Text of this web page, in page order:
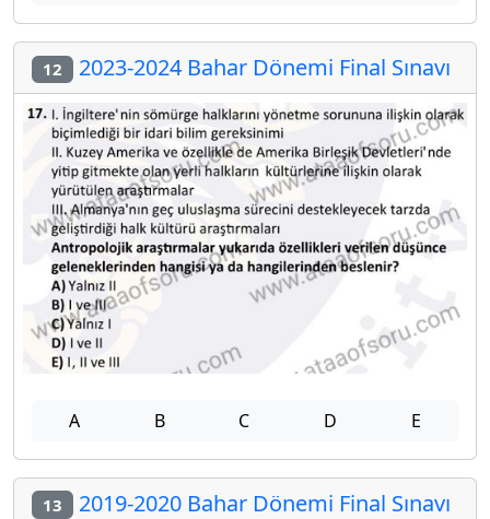
12 2023-2024 Bahar Dönemi Final Sınavı
A B C D E
13 2019-2020 Bahar Dönemi Final Sınavı